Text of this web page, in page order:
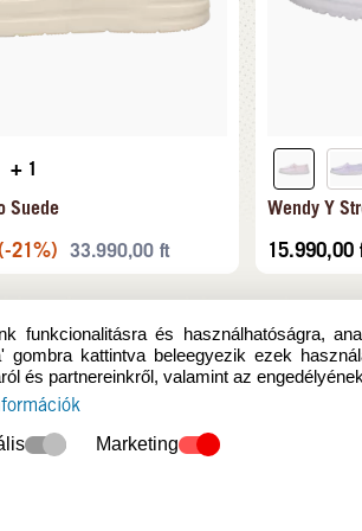
+ 1
Suede
21%) 33.990,00 ft
Wendy Y
15.990,00
funkcionalitásra és használhatóságra,
gombra kattintva beleegyezik ezek
és partnereinkről, valamint az
Marketing